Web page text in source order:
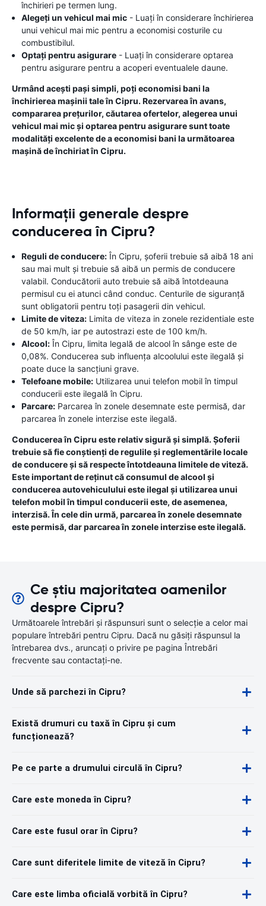
închirieri pe termen lung.
Alegeți un vehicul mai mic - Luați în considerare închirierea
unui vehicul mai mic pentru a economisi costurile cu
combustibilul.
Optați pentru asigurare - Luați în considerare optarea
pentru asigurare pentru a acoperi eventualele daune.
Urmând acești pași simpli, poți economisi bani la
închirierea mașinii tale în Cipru. Rezervarea în avans,
compararea prețurilor, căutarea ofertelor, alegerea unui
vehicul mai mic și optarea pentru asigurare sunt toate
modalități excelente de a economisi bani la următoarea
mașină de închiriat în Cipru.
Informații generale despre
conducerea în Cipru?
Reguli de conducere: În Cipru, șoferii trebuie să aibă 18 ani
sau mai mult și trebuie să aibă un permis de conducere
valabil. Conducătorii auto trebuie să aibă întotdeauna
permisul cu ei atunci când conduc. Centurile de siguranță
sunt obligatorii pentru toți pasagerii din vehicul.
Limite de viteza: Limita de viteza in zonele rezidentiale este
de 50 km/h, iar pe autostrazi este de 100 km/h.
Alcool: În Cipru, limita legală de alcool în sânge este de
0,08%. Conducerea sub influența alcoolului este ilegală și
poate duce la sancțiuni grave.
Telefoane mobile: Utilizarea unui telefon mobil în timpul
conducerii este ilegală în Cipru.
Parcare: Parcarea în zonele desemnate este permisă, dar
parcarea în zonele interzise este ilegală.
Conducerea în Cipru este relativ sigură și simplă. Șoferii
trebuie să fie conștienți de regulile și reglementările locale
de conducere și să respecte întotdeauna limitele de viteză.
Este important de reținut că consumul de alcool și
conducerea autovehiculului este ilegal și utilizarea unui
telefon mobil în timpul conducerii este, de asemenea,
interzisă. În cele din urmă, parcarea în zonele desemnate
este permisă, dar parcarea în zonele interzise este ilegală.
Ce știu majoritatea oamenilor
despre Cipru?
Următoarele întrebări și răspunsuri sunt o selecție a celor mai
populare întrebări pentru Cipru. Dacă nu găsiți răspunsul la
întrebarea dvs., aruncați o privire pe pagina Întrebări
frecvente sau contactați-ne.
Unde să parchezi în Cipru?
Există drumuri cu taxă în Cipru și cum
funcționează?
Pe ce parte a drumului circulă în Cipru?
Care este moneda în Cipru?
Care este fusul orar în Cipru?
Care sunt diferitele limite de viteză în Cipru?
Care este limba oficială vorbită în Cipru?